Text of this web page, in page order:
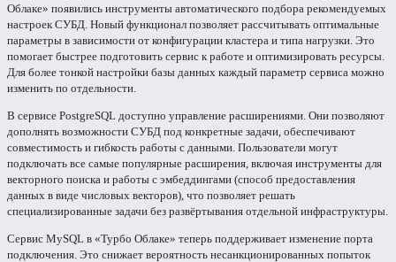
Облаке» появились инструменты автоматического подбора рекомендуемых
настроек СУБД. Новый функционал позволяет рассчитывать оптимальные
параметры в зависимости от конфигурации кластера и типа нагрузки. Это
помогает быстрее подготовить сервис к работе и оптимизировать ресурсы.
Для более тонкой настройки базы данных каждый параметр сервиса можно
изменить по отдельности.
В сервисе PostgreSQL доступно управление расширениями. Они позволяют
дополнять возможности СУБД под конкретные задачи, обеспечивают
совместимость и гибкость работы с данными. Пользователи могут
подключать все самые популярные расширения, включая инструменты для
векторного поиска и работы с эмбеддингами (способ предоставления
данных в виде числовых векторов), что позволяет решать
специализированные задачи без развёртывания отдельной инфраструктуры.
Сервис MySQL в «Турбо Облаке» теперь поддерживает изменение порта
подключения. Это снижает вероятность несанкционированных попыток